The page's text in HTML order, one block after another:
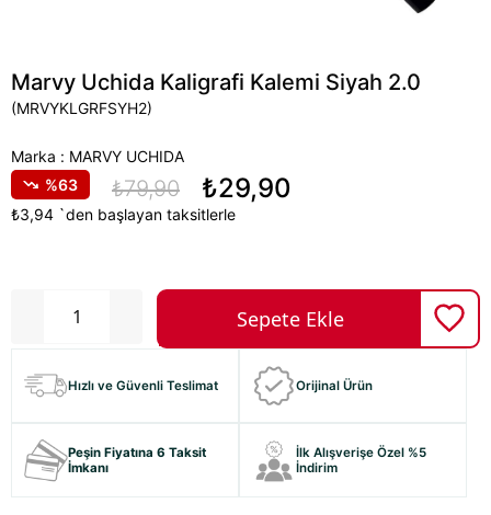
Marvy Uchida Kaligrafi Kalemi Siyah 2.0
(MRVYKLGRFSYH2)
Marka : MARVY UCHIDA
63
₺79,90 ₺29,90
₺3,94 `den başlayan taksitlerle
Hızlı ve Güvenli Teslimat Orijinal Ürün
Peşin Fiyatına 6 Taksit
İmkanı
İlk Alışverişe Özel %5
İndirim